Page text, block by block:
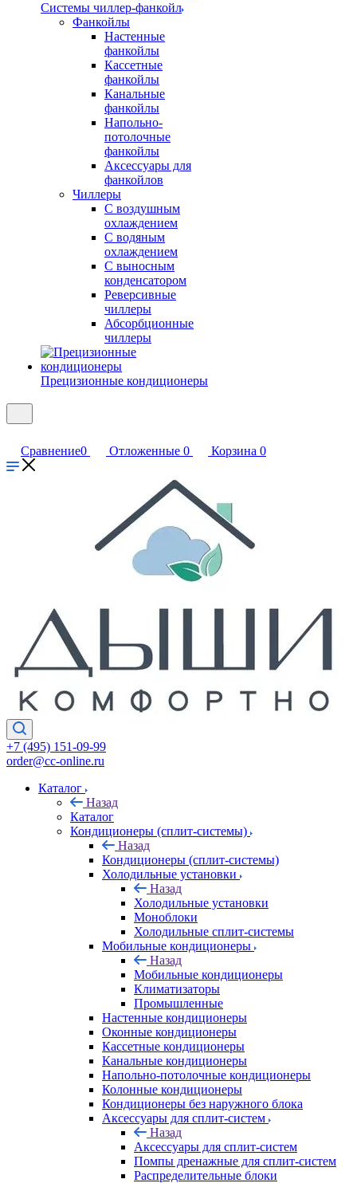
Системы чиллер-фанкойл
Фанкойлы
Настенные
фанкойлы
Кассетные
фанкойлы
Канальные
фанкойлы
Напольно-
потолочные
фанкойлы
Аксессуары для
фанкойлов
Чиллеры
С воздушным
охлаждением
С водяным
охлаждением
С выносным
конденсатором
Реверсивные
чиллеры
Абсорбционные
чиллеры
Прецизионные кондиционеры
Сравнение0 Отложенные 0 Корзина 0
+7 (495) 151-09-99
order@cc-online.ru
Каталог
Назад
Каталог
Кондиционеры (сплит-системы)
Назад
Кондиционеры (сплит-системы)
Холодильные установки
Назад
Холодильные установки
Моноблоки
Холодильные сплит-системы
Мобильные кондиционеры
Назад
Мобильные кондиционеры
Климатизаторы
Промышленные
Настенные кондиционеры
Оконные кондиционеры
Кассетные кондиционеры
Канальные кондиционеры
Напольно-потолочные кондиционеры
Колонные кондиционеры
Кондиционеры без наружного блока
Аксессуары для сплит-систем
Назад
Аксессуары для сплит-систем
Помпы дренажные для сплит-систем
Распределительные блоки